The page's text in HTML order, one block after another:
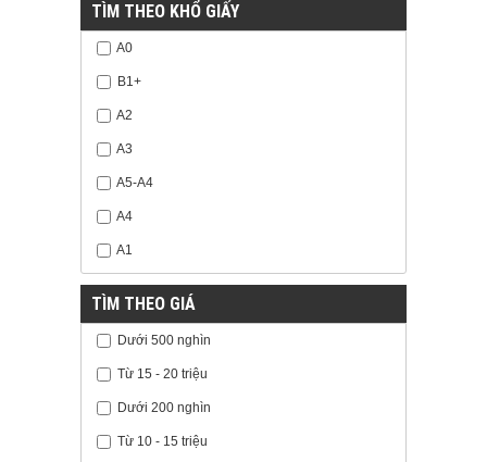
TÌM THEO KHỔ GIẤY
A0
B1+
A2
A3
A5-A4
A4
A1
TÌM THEO GIÁ
Dưới 500 nghìn
Từ 15 - 20 triệu
Dưới 200 nghìn
Từ 10 - 15 triệu